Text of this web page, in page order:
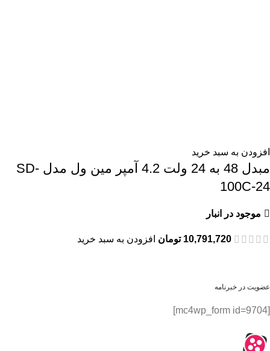
افزودن به سبد خرید
مبدل 48 به 24 ولت 4.2 آمپر مین ول مدل SD-
100C-24
موجود در انبار
10,791,720 تومان افزودن به سبد خرید
عضویت در خبرنامه
[mc4wp_form id=9704]